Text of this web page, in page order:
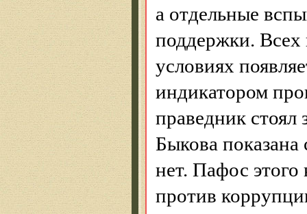
а отдельные
поддержки. Всех
условиях
индикатором
праведник стоял
Быкова показана
нет. Пафос этого
против